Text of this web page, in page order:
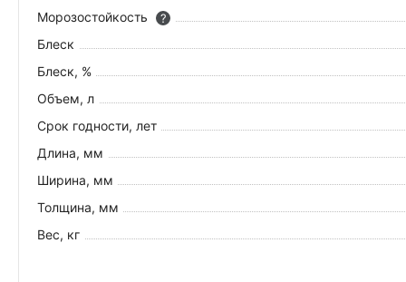
Морозостойкость
?
Блеск
Блеск, %
Объем, л
Срок годности, лет
Длина, мм
Ширина, мм
Толщина, мм
Вес, кг